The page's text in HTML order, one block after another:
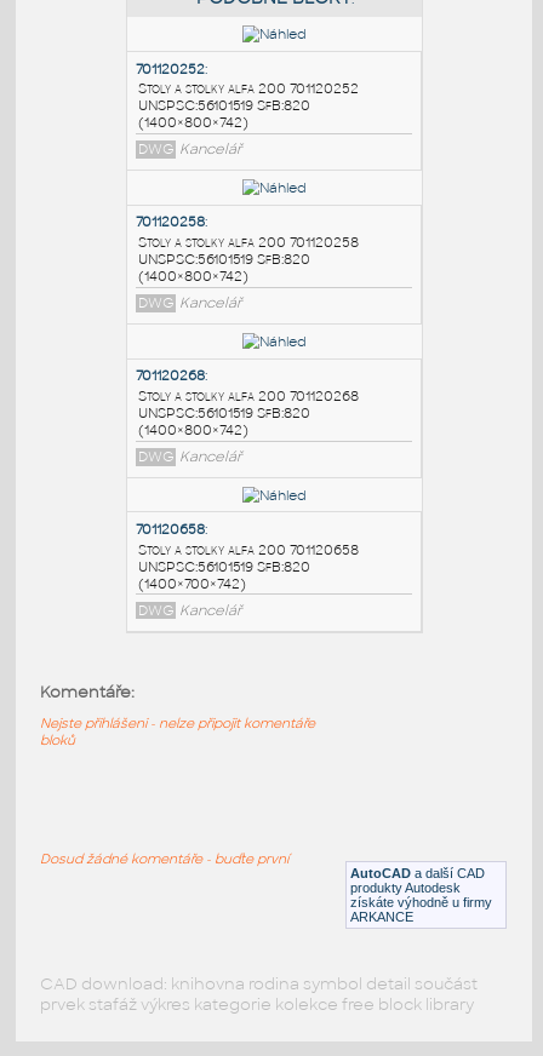
PODOBNÉ BLOKY
701120252
Stoly a stolky alfa 200 701120252
UNSPSC:56101519 SfB:820
(1400×800×742)
DWG Kancelář
701120258:
Stoly a stolky alfa 200 701120258
UNSPSC:56101519 SfB:820
(1400×800×742)
701120268
(1400×700×742)
DWG Kancelář
AutoCAD a další CAD
produkty Autodesk
získáte výhodně u firmy
ARKANCE
Komentáře:
Nejste přihlášeni - nelze připojit komentáře
bloků
Dosud žádné komentáře - buďte první
CAD download: knihovna rodina symbol detail součást
prvek stafáž výkres kategorie kolekce free block library